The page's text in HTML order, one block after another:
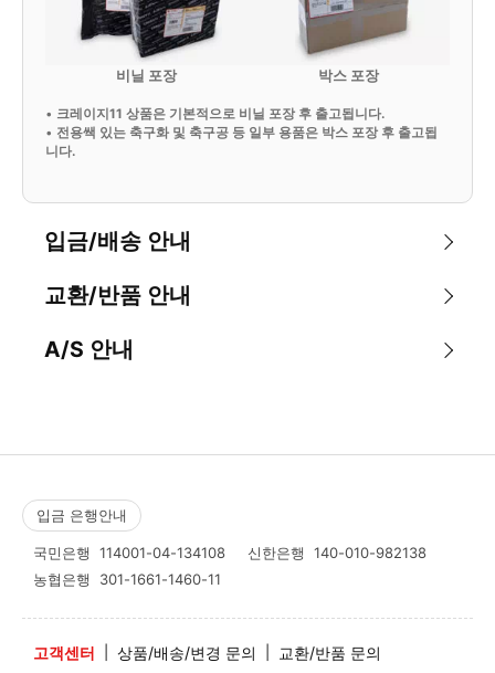
비닐 포장 박스 포장
• 크레이지11 상품은 기본적으로 비닐 포장 후 출고됩니다.
• 전용쌕 있는 축구화 및 축구공 등 일부 용품은 박스 포장 후 출고됩
니다.
입금/배송 안내
교환/반품 안내
A/S 안내
입금 은행안내
국민은행 114001-04-134108 신한은행 140-010-982138
농협은행 301-1661-1460-11
고객센터 상품/배송/변경 문의 교환/반품 문의